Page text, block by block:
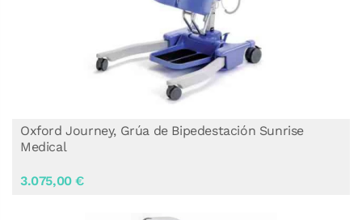
Oxford Journey, Grúa de Bipedestación Sunrise
Medical
3.075,00 €